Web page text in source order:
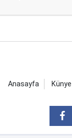
Anasayfa Künye